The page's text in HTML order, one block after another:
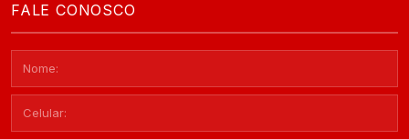
FALE CONOSCO